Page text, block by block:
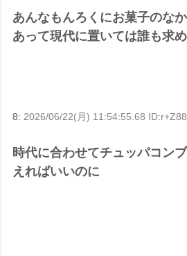
あんなもんろくにお菓子のな
あって現代に置いては誰も求
8:2026/06/22(月) 11:54:55.68
時代に合わせてチュッパコン
えればいいのに